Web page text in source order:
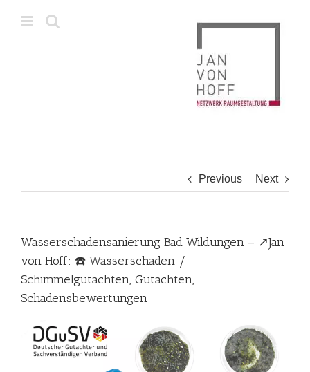
Previous Next
Wasserschadensanierung Bad Wildungen – ↗️Jan
von Hoff: ☎️ Wasserschaden /
Schimmelgutachten, Gutachten,
Schadensbewertungen